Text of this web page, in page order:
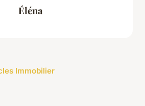
Éléna
Immobilier